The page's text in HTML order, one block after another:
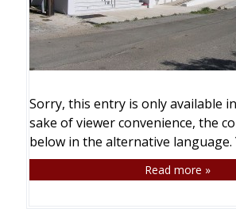
Sorry, this entry is only available
sake of viewer convenience, the
below in the alternative language.
Read more »